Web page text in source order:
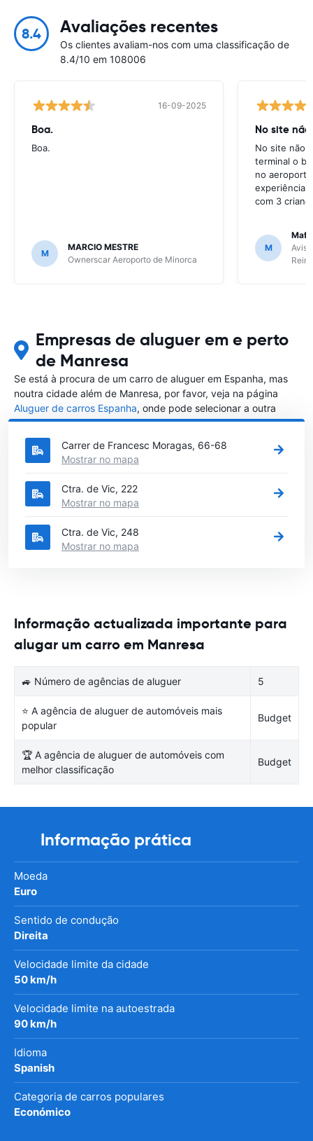
8.4 Avaliações recentes
Os clientes avaliam-nos com uma classificação de
8.4/10 em 108006
16-09-2025
Boa.
Boa.
M
MARCIO MESTRE
Ownerscar Aeroporto de Minorca
No site
No site não
terminal o
no
experiência
com 3
M
Avis
Empresas de aluguer em e perto
de Manresa
Se está à procura de um carro de aluguer em Espanha, mas
noutra cidade além de Manresa, por favor, veja na página
Aluguer de carros Espanha, onde pode selecionar a outra
cidade em Espanha que gostaria de alugar um carro
Carrer de Francesc Moragas, 66-68
Mostrar no mapa
Ctra. de Vic, 222
Mostrar no mapa
Ctra. de Vic, 248
Mostrar no mapa
Informação actualizada importante para
alugar um carro em Manresa
🚙 Número de agências de aluguer 5
⭐ A agência de aluguer de automóveis mais
popular
Budget
🏆 A agência de aluguer de automóveis com
melhor classificação
Budget
Informação prática
Moeda
Euro
Sentido de condução
Direita
Velocidade limite da cidade
50 km/h
Velocidade limite na autoestrada
90 km/h
Idioma
Spanish
Categoria de carros populares
Económico